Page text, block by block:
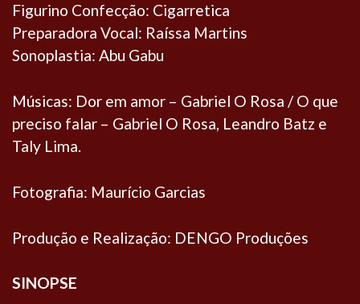
Figurino Confecção: Cigarretica
Preparadora Vocal: Raíssa Martins
Sonoplastia: Abu Gabu
Músicas: Dor em amor – Gabriel O Rosa / O que
preciso falar – Gabriel O Rosa, Leandro Batz e
Taly Lima.
Fotografia: Maurício Garcias
Produção e Realização: DENGO Produções
SINOPSE